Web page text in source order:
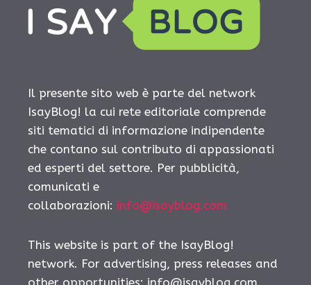
Il presente sito web è parte del network
IsayBlog! la cui rete editoriale comprende
siti tematici di informazione indipendente
che contano sul contributo di appassionati
ed esperti del settore. Per pubblicità,
comunicati e
collaborazioni: info@isayblog.com
This website is part of the IsayBlog!
network. For advertising, press releases and